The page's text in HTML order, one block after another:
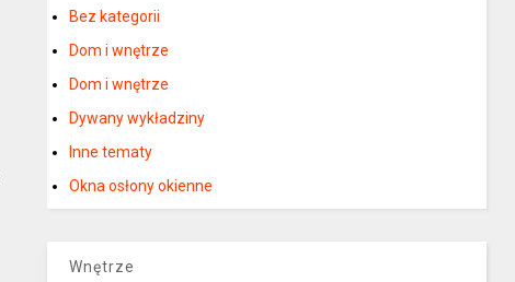
Bez kategorii
Dom i wnętrze
Dom i wnętrze
Dywany wykładziny
Inne tematy
Okna osłony okienne
Wnętrze